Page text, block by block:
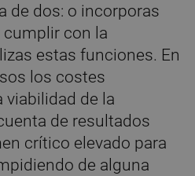
de dos: o incorporas
cumplir con la
estas funciones. En
los costes
de la
de resultados
crítico elevado para
de alguna